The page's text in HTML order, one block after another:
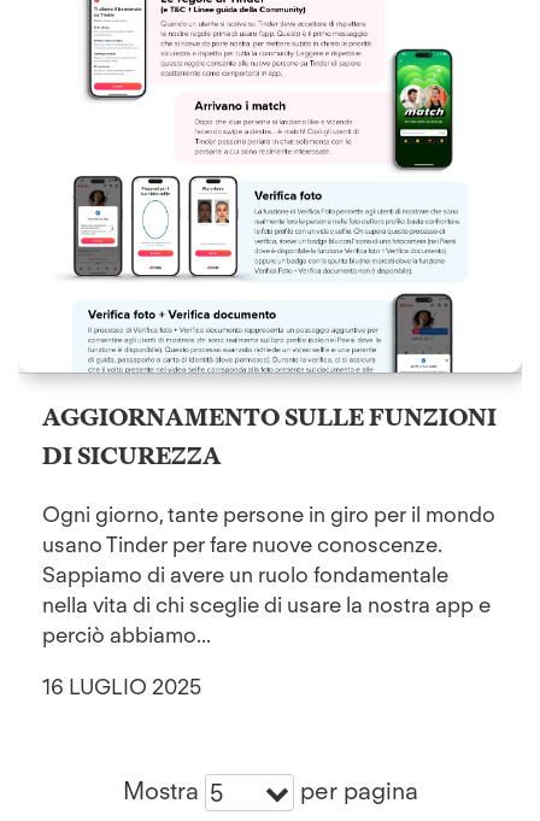
AGGIORNAMENTO SULLE FUNZIONI
DI SICUREZZA
Ogni giorno, tante persone in giro per il mondo
usano Tinder per fare nuove conoscenze.
Sappiamo di avere un ruolo fondamentale
nella vita di chi sceglie di usare la nostra app e
perciò abbiamo...
16 LUGLIO 2025
Mostra 5 per pagina